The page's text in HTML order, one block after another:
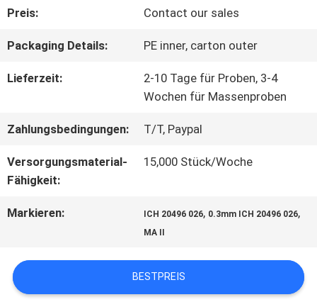
WERKSBESICHTIGUNG
KONTAKT
UNS
RECHTSSACHEN
Preis: Contact our sales
Packaging Details: PE inner, carton outer
Lieferzeit:
2-10 Tage für Proben, 3-4
Wochen für Massenproben
Zahlungsbedingungen: T/T, Paypal
Versorgungsmaterial-
Fähigkeit:
15,000 Stück/Woche
Markieren: ICH 20496 026, 0.3mm ICH 20496 026,
MA II
BESTPREIS